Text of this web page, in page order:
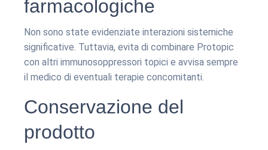
farmacologiche
Non sono state evidenziate interazioni sistemiche
significative. Tuttavia, evita di combinare Protopic
con altri immunosoppressori topici e avvisa sempre
il medico di eventuali terapie concomitanti.
Conservazione del
prodotto